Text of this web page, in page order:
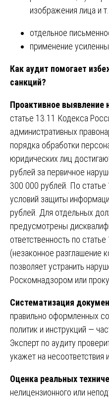
изображения лица и
отдельное
применение
Как аудит помогает
санкций?
Проактивное выявление
статье 13.11 Кодекса
административных
порядка обработки
юридических лиц
рублей за первичное
300 000 рублей. По
условий защиты
рублей. Для отдельных
предусмотрены
ответственность по
(незаконное разглашение
позволяет устранить
Роскомнадзором или
Систематизация
правильно оформленных
политик и инструкций —
Эксперт по аудиту
укажет на несоответствия
Оценка реальных
нелицензионного или